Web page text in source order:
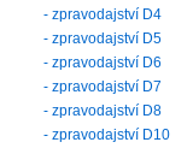
- zpravodajství D4
- zpravodajství D5
- zpravodajství D6
- zpravodajství D7
- zpravodajství D8
- zpravodajství D10